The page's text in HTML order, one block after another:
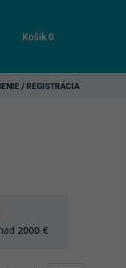
Košík0
/ REGISTRÁCIA
2000 €